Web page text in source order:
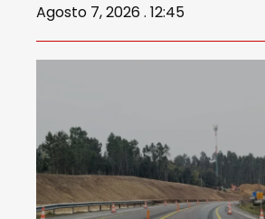
Agosto 7, 2026 . 12:45